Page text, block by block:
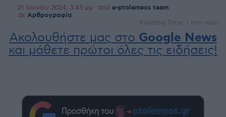
21 Ιουνίου 2024, 3:45 μμ από e-ptolemeos team
σε Αρθρογραφία
Reading Time: 1 min read
Ακολουθήστε μας στο Google News
και μάθετε πρώτοι όλες τις ειδήσεις!